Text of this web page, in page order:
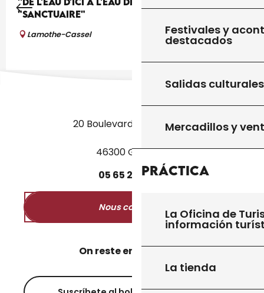
Festivales y
destacados
Salidas culturales
Mercadillos y
Práctica
La Oficina de
información
La tienda
"SANCTUAIRE"
Lamothe-Cassel
20 Boulevard des Martyrs
46300 Gourdon
05 65 27 5250
Nous contacter
On reste en contact ?